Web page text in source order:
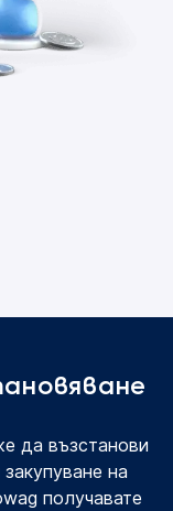
да възстанови
на
получавате